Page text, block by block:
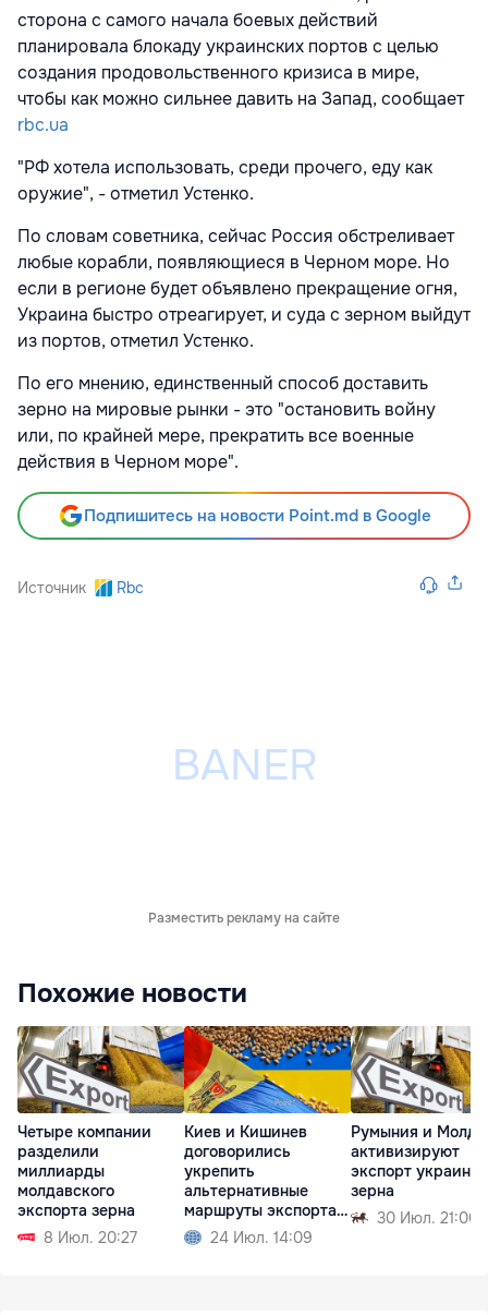
сторона с самого начала боевых действий
планировала блокаду украинских портов с целью
создания продовольственного кризиса в мире,
чтобы как можно сильнее давить на Запад, сообщает
rbc.ua
"РФ хотела использовать, среди прочего, еду как
оружие", - отметил Устенко.
По словам советника, сейчас Россия обстреливает
любые корабли, появляющиеся в Черном море. Но
если в регионе будет объявлено прекращение огня,
Украина быстро отреагирует, и суда с зерном выйдут
из портов, отметил Устенко.
По его мнению, единственный способ доставить
зерно на мировые рынки - это "остановить войну
или, по крайней мере, прекратить все военные
действия в Черном море".
Подпишитесь на новости Point.md в Google
Источник Rbc
Разместить рекламу на сайте
Похожие новости
Четыре компании
разделили
миллиарды
молдавского
экспорта зерна
8 Июл. 20:27
Киев и Кишинев
договорились
укрепить
альтернативные
маршруты экспорта
зерна24 Июл. 14:09
Румыния и
активизируют
экспорт
зерна
30 Июл. 21:00